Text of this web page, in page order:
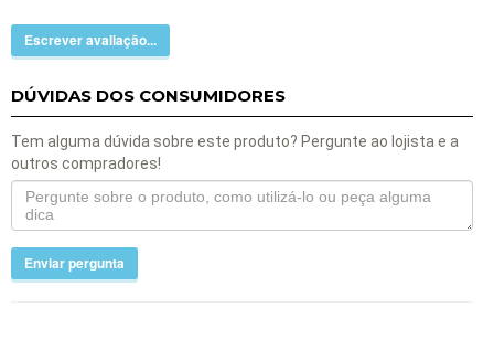
Escrever avaliação...
DÚVIDAS DOS CONSUMIDORES
Tem alguma dúvida sobre este produto? Pergunte ao lojista e a
outros compradores!
Enviar pergunta